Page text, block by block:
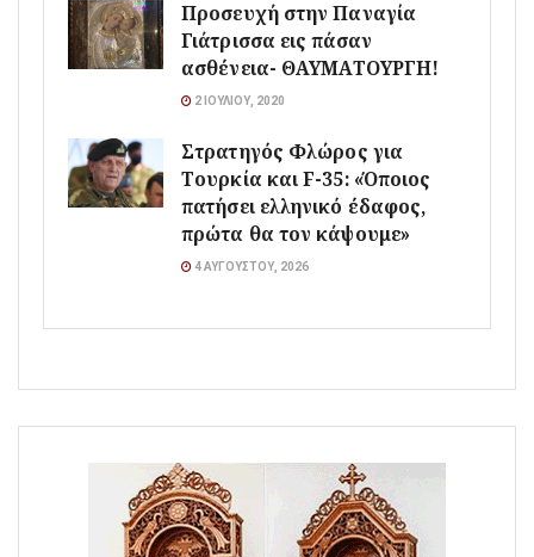
Προσευχή στην Παναγία
Γιάτρισσα εις πάσαν
ασθένεια- ΘΑΥΜΑΤΟΥΡΓΗ!
2 ΙΟΥΛΊΟΥ, 2020
Στρατηγός Φλώρος για
Τουρκία και F-35: «Όποιος
πατήσει ελληνικό έδαφος,
πρώτα θα τον κάψουμε»
4 ΑΥΓΟΎΣΤΟΥ, 2026